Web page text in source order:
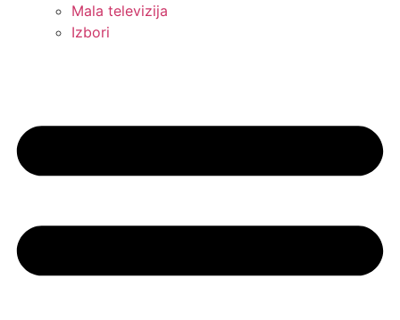
Mala televizija
Izbori